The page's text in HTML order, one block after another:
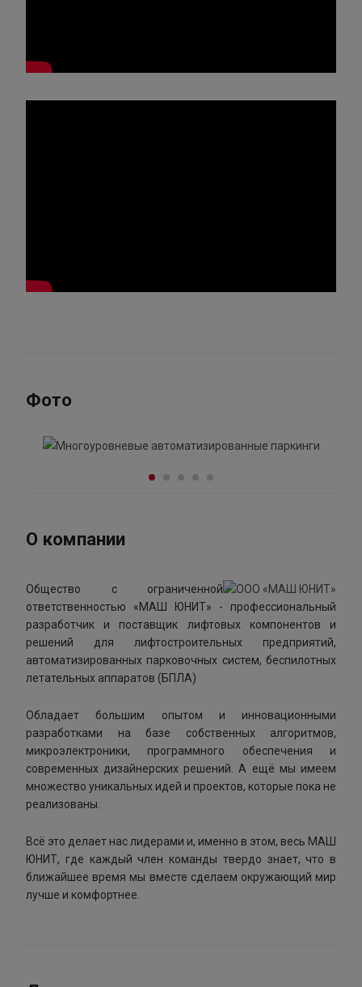
Фото
О компании
Общество с ограниченной
ответственностью «МАШ ЮНИТ» - профессиональный
разработчик и поставщик лифтовых компонентов и
решений для лифтостроительных предприятий,
автоматизированных парковочных систем, беспилотных
летательных аппаратов (БПЛА)
Обладает большим опытом и инновационными
разработками на базе собственных алгоритмов,
микроэлектроники, программного обеспечения и
современных дизайнерских решений. А ещё мы имеем
множество уникальных идей и проектов, которые пока не
реализованы.
Всё это делает нас лидерами и, именно в этом, весь МАШ
ЮНИТ, где каждый член команды твердо знает, что в
ближайшее время мы вместе сделаем окружающий мир
лучше и комфортнее.